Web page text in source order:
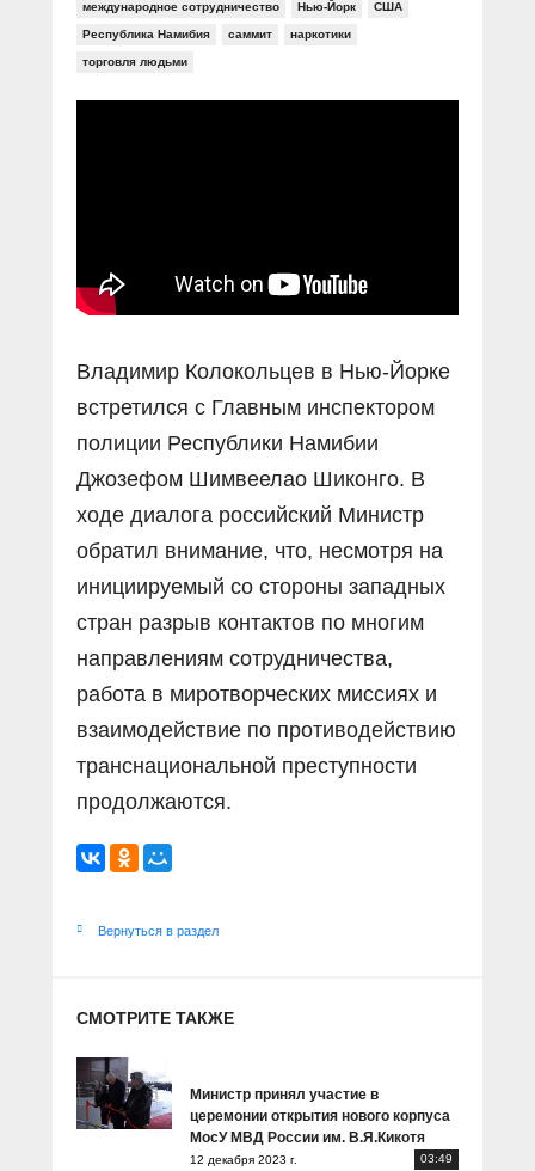
Социальные ролики
Прямой разговор
В знании сила
Газета «Щит и меч»
Журнал «Полиция России»
О ПОРТАЛЕ
Контакты
международное сотрудничество Нью-Йорк США
Республика Намибия саммит наркотики
торговля людьми
Владимир Колокольцев в Нью-Йорке
встретился с Главным инспектором
полиции Республики Намибии
Джозефом Шимвеелао Шиконго. В
ходе диалога российский Министр
обратил внимание, что, несмотря на
инициируемый со стороны западных
стран разрыв контактов по многим
направлениям сотрудничества,
работа в миротворческих миссиях и
взаимодействие по противодействию
транснациональной преступности
продолжаются.
Вернуться в раздел
СМОТРИТЕ ТАКЖЕ
Министр принял участие в
церемонии открытия нового корпуса
МосУ МВД России им. В.Я.Кикотя
12 декабря 2023 г. 03:49